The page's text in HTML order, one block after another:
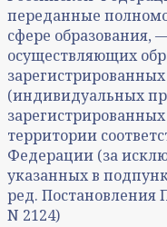
переданные
сфере образования,
осуществляющих
(индивидуальных
территории
Федерации (за
указанных в
ред. Постановления
N 2124)